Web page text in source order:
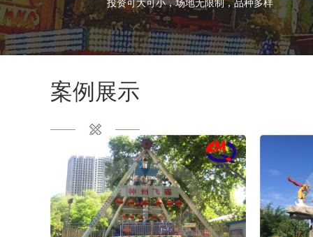
投资可大可小，场地无限制，品种多样
案例展示